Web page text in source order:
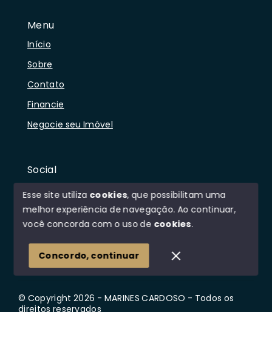
Menu
Início
Sobre
Contato
Financie
Negocie seu Imóvel
Social
Instagram
Facebook
Youtube
© Copyright 2026 - MARINES CARDOSO - Todos os
direitos reservados
Esse site utiliza cookies, que possibilitam uma
melhor experiência de navegação.Ao continuar,
você concorda com o uso de cookies.
Concordo, continuar